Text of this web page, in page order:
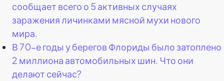
сообщает всего о 5 активных случаях
заражения личинками мясной мухи нового
мира.
В 70-е годы у берегов Флориды было затоплено
2 миллиона автомобильных шин. Что они
делают сейчас?